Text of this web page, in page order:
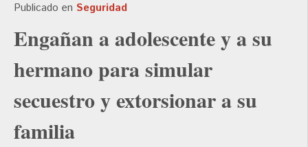
Publicado en Seguridad
Engañan a adolescente y a su
hermano para simular
secuestro y extorsionar a su
familia